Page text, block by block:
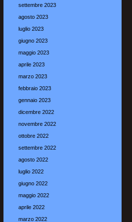
settembre 2023
agosto 2023
luglio 2023
giugno 2023
maggio 2023
aprile 2023
marzo 2023
febbraio 2023
gennaio 2023
dicembre 2022
novembre 2022
ottobre 2022
settembre 2022
agosto 2022
luglio 2022
giugno 2022
maggio 2022
aprile 2022
marzo 2022